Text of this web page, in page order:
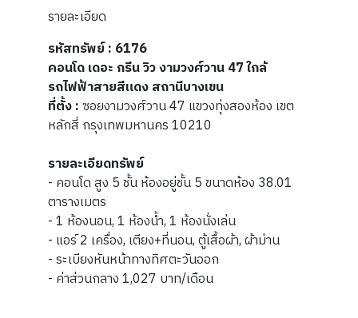
รายละเอียด
รหัสทรัพย์ : 6176
คอนโด เดอะ กรีน วิว งามวงศ์วาน 47 ใกล้
รถไฟฟ้าสายสีแดง สถานีบางเขน
ที่ตั้ง :ซอยงามวงศ์วาน 47 แขวงทุ่งสองห้อง เขต
หลักสี่ กรุงเทพมหานคร 10210
รายละเอียดทรัพย์
- คอนโด สูง 5 ชั้น ห้องอยู่ชั้น 5 ขนาดห้อง 38.01
ตารางเมตร
- 1 ห้องนอน, 1 ห้องน้ำ, 1 ห้องนั่งเล่น
- แอร์ 2 เครื่อง, เตียง+ที่นอน, ตู้เสื้อผ้า, ผ้าม่าน
- ระเบียงหันหน้าทางทิศตะวันออก
- ค่าส่วนกลาง 1,027 บาท/เดือน